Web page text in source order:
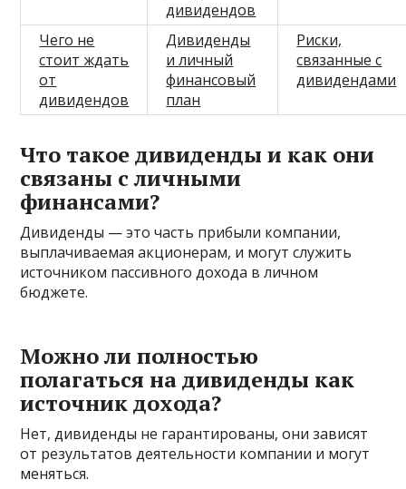
дивидендов
Чего не
стоит ждать
от
дивидендов
Дивиденды
и личный
финансовый
план
Риски,
связанные с
дивидендами
Что такое дивиденды и как они
связаны с личными
финансами?
Дивиденды — это часть прибыли компании,
выплачиваемая акционерам, и могут служить
источником пассивного дохода в личном
бюджете.
Можно ли полностью
полагаться на дивиденды как
источник дохода?
Нет, дивиденды не гарантированы, они зависят
от результатов деятельности компании и могут
меняться.